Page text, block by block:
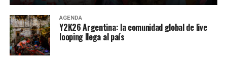
AGENDA
Y2K26 Argentina: la comunidad global de live
looping llega al país